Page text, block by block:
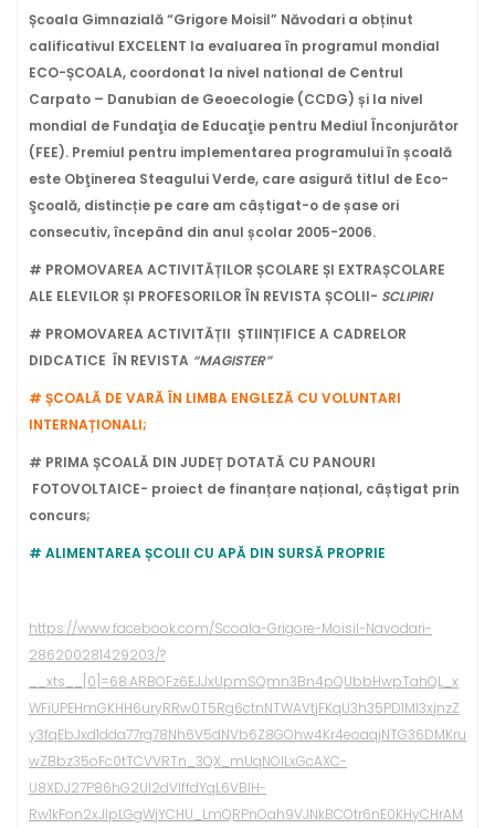
Școala Gimnazială “Grigore Moisil” Năvodari a obținut
calificativul EXCELENT la evaluarea în programul mondial
ECO-ȘCOALA, coordonat la nivel national de Centrul
Carpato – Danubian de Geoecologie (CCDG) și la nivel
mondial de Fundaţia de Educaţie pentru Mediul Înconjurător
(FEE). Premiul pentru implementarea programului în școală
este Obţinerea Steagului Verde, care asigură titlul de Eco-
Şcoală, distincție pe care am câștigat-o de șase ori
consecutiv, începând din anul școlar 2005-2006.
# PROMOVAREA ACTIVITĂȚILOR ȘCOLARE ȘI EXTRAȘCOLARE
ALE ELEVILOR ȘI PROFESORILOR ÎN REVISTA ȘCOLII- SCLIPIRI
# PROMOVAREA ACTIVITĂȚII ȘTIINȚIFICE A CADRELOR
DIDCATICE ÎN REVISTA “MAGISTER”
# ȘCOALĂ DE VARĂ ÎN LIMBA ENGLEZĂ CU VOLUNTARI
INTERNAȚIONALI;
# PRIMA ȘCOALĂ DIN JUDEȚ DOTATĂ CU PANOURI
FOTOVOLTAICE- proiect de finanțare național, câștigat prin
concurs;
# ALIMENTAREA ȘCOLII CU APĂ DIN SURSĂ PROPRIE
https://www.facebook.com/Scoala-Grigore-Moisil-Navodari-
286200281429203/?
__xts__[0]=68.ARBOFz6EJJxUpmSQmn3Bn4pQUbbHwpTahQL_x
WFiUPEHmGKHH6uryRRw0T5Rg6ctnNTWAVtjFKqU3h35PD1MI3xjnzZ
y3fqEbJxd1dda77rg78Nh6V5dNVb6Z8GOhw4Kr4eoaqjNTG36DMKru
wZBbz35oFc0tTCVVRTn_3QX_mUqNOlLxGcAXC-
U8XDJ27P86hG2Ul2dVIffdYqL6VBIH-
Rw1kFon2xJlpLGgWjYCHU_LmQRPnOah9VJNkBCOtr6nE0KHyCHrAM